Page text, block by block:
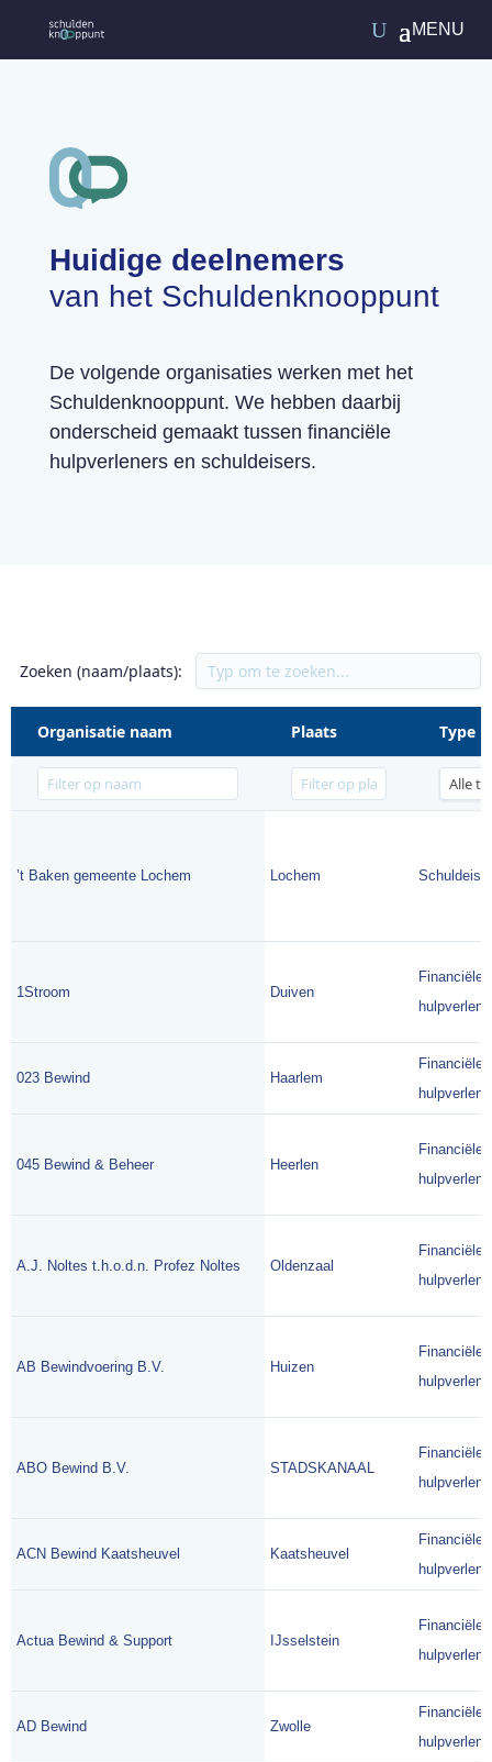
Huidige deelnemers
van het Schuldenknooppunt
De volgende organisaties werken met het
Schuldenknooppunt. We hebben daarbij
onderscheid gemaakt tussen financiële
hulpverleners en schuldeisers.
Zoeken (naam/plaats):
Organisatie naam Plaats Type
’t Baken gemeente Lochem Lochem Schuldeiser
1Stroom Duiven
Financiële
023 Bewind Haarlem
Financiële
045 Bewind & Beheer Heerlen
Financiële
A.J. Noltes t.h.o.d.n. Profez Noltes Oldenzaal
Financiële
AB Bewindvoering B.V. Huizen
Financiële
ABO Bewind B.V. STADSKANAAL
Financiële
ACN Bewind Kaatsheuvel Kaatsheuvel
Financiële
Actua Bewind & Support IJsselstein
Financiële
AD Bewind Zwolle
Financiële